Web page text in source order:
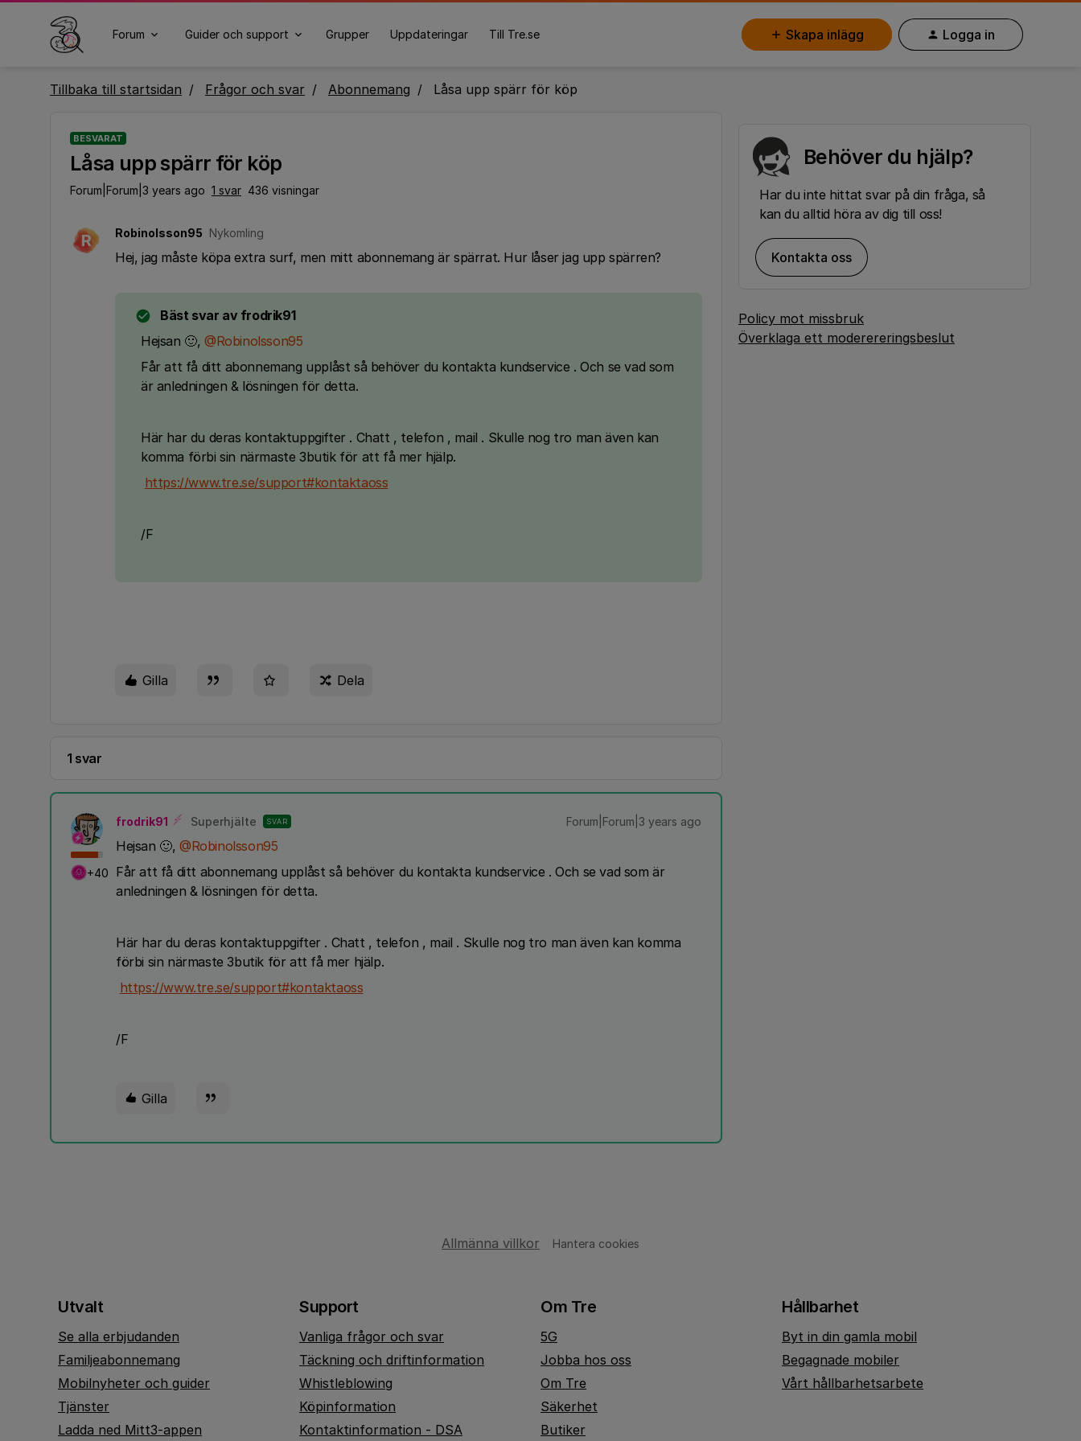
Forum Guider och support Grupper Uppdateringar Till Tre.se Skapa inlägg Logga in
Tillbaka till startsidan Frågor och svar Abonnemang Låsa upp spärr för köp
BESVARAT
Låsa upp spärr för köp
Forum|Forum|3 years ago 1 svar 436 visningar
R Robinolsson95 Nykomling
Hej, jag måste köpa extra surf, men mitt abonnemang är spärrat. Hur låser jag upp spärren?
Bäst svar av frodrik91
Hejsan 🙂, @Robinolsson95
Får att få ditt abonnemang upplåst så behöver du kontakta kundservice . Och se vad som
är anledningen & lösningen för detta.
Här har du deras kontaktuppgifter . Chatt , telefon , mail . Skulle nog tro man även kan
komma förbi sin närmaste 3butik för att få mer hjälp.
https://www.tre.se/support#kontaktaoss
/F
Gilla Dela
1 svar
+40
frodrik91 Superhjälte SVAR Forum|Forum|3 years ago
Hejsan 🙂, @Robinolsson95
Får att få ditt abonnemang upplåst så behöver du kontakta kundservice . Och se vad som är
anledningen & lösningen för detta.
Här har du deras kontaktuppgifter . Chatt , telefon , mail . Skulle nog tro man även kan komma
förbi sin närmaste 3butik för att få mer hjälp.
https://www.tre.se/support#kontaktaoss
/F
Gilla
Behöver du hjälp?
Har du inte hittat svar på din fråga, så
kan du alltid höra av dig till oss!
Kontakta oss
Policy mot missbruk
Överklaga ett moderereringsbeslut
Allmänna villkor Hantera cookies
Utvalt
Se alla erbjudanden
Familjeabonnemang
Mobilnyheter och guider
Tjänster
Ladda ned Mitt3-appen
Support
Vanliga frågor och svar
Täckning och driftinformation
Whistleblowing
Köpinformation
Kontaktinformation - DSA
Om Tre
5G
Jobba hos oss
Om Tre
Säkerhet
Butiker
Hållbarhet
Byt in din gamla mobil
Begagnade mobiler
Vårt hållbarhetsarbete